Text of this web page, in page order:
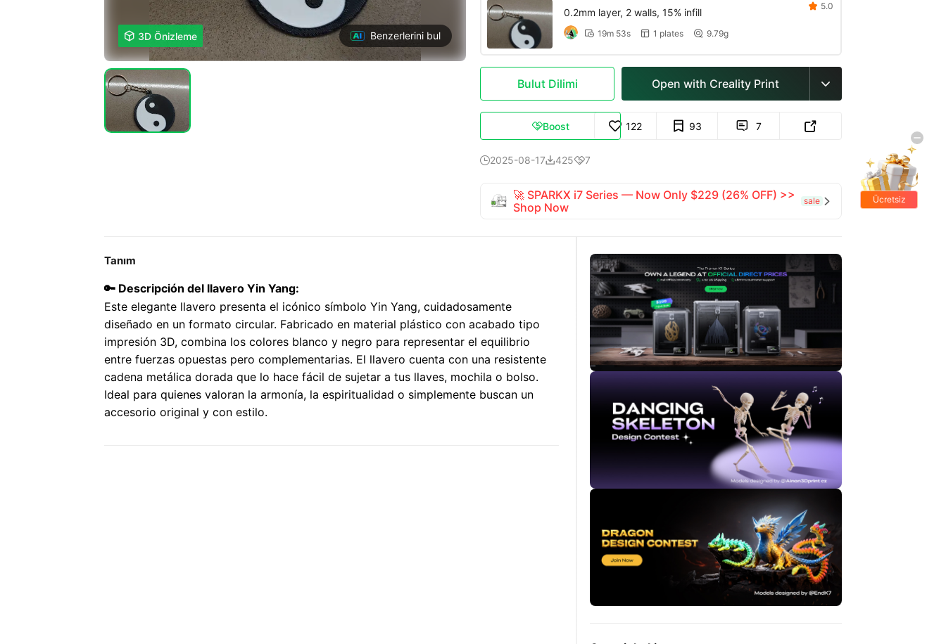
 3D Önizleme Benzerlerini bul
0.2mm layer, 2 walls, 15% infill
 19m 53s  1 plates  9.79g
 5.0
Bulut Dilimi Open with Creality Print 
Boost 122 93  7 
2025-08-174257
🚀 SPARKX i7 Series — Now Only $229 (26% OFF) >>
Shop Now
sale 
Tanım
🔑 Descripción del llavero Yin Yang:
Este elegante llavero presenta el icónico símbolo Yin Yang, cuidadosamente
diseñado en un formato circular. Fabricado en material plástico con acabado tipo
impresión 3D, combina los colores blanco y negro para representar el equilibrio
entre fuerzas opuestas pero complementarias. El llavero cuenta con una resistente
cadena metálica dorada que lo hace fácil de sujetar a tus llaves, mochila o bolso.
Ideal para quienes valoran la armonía, la espiritualidad o simplemente buscan un
accesorio original y con estilo.
Ücretsiz